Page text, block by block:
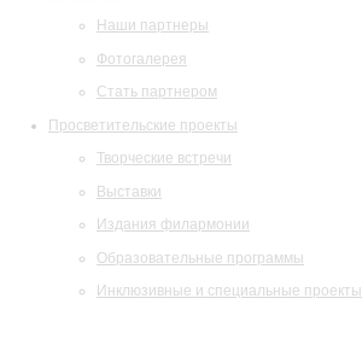
Наши партнеры
Фотогалерея
Стать партнером
Просветительские проекты
Творческие встречи
Выставки
Издания филармонии
Образовательные программы
Инклюзивные и специальные проекты